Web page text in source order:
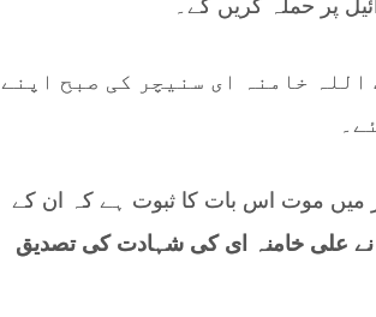
پر حملہ کریں گے۔
خامنہ ای سنیچر کی صبح اپنے
میں موت اس بات کا ثبوت ہے کہ ان کے
نے علی خامنہ ای کی شہادت کی تصدیق